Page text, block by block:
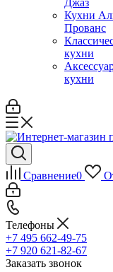
Джаз
Кухни
Прованс
кухни
кухни
Сравнение0
Телефоны
+7 495 662-49-75
+7 920 621-82-67
Заказать звонок